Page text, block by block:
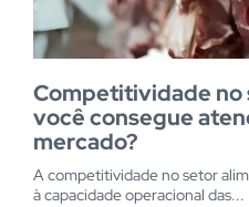
Competitividade no
você consegue
mercado?
A competitividade no setor
à capacidade operacional das...